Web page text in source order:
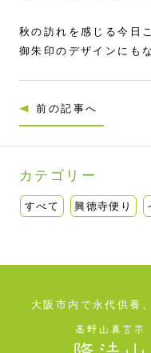
秋の訪れを感じる今日
御朱印のデザインにも
前の記事へ
カテゴリー
すべて 興徳寺便り
大阪市内で永代供養